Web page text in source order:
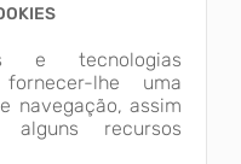
e tecnologias
lhe uma
navegação, assim
alguns recursos